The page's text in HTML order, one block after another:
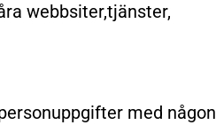
webbsiter,tjänster,
med någon